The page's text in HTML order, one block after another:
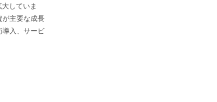
していま
が主要な成長
導入、サービ